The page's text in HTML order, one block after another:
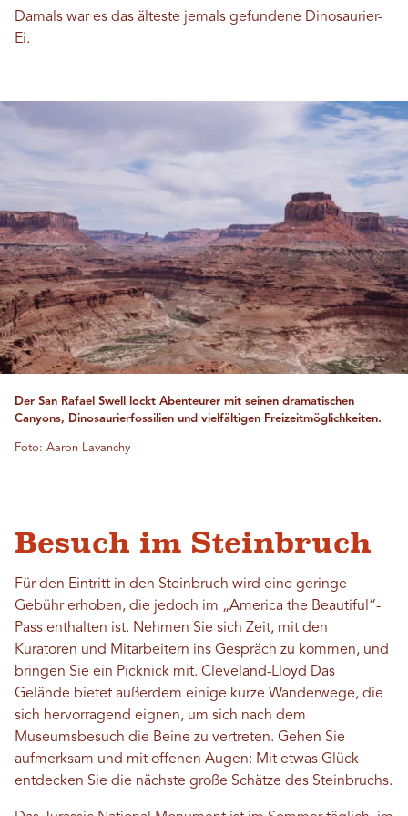
Damals war es das älteste jemals gefundene Dinosaurier-
Ei.
Der San Rafael Swell lockt Abenteurer mit seinen dramatischen
Canyons, Dinosaurierfossilien und vielfältigen Freizeitmöglichkeiten.
Foto: Aaron Lavanchy
Besuch im Steinbruch
Für den Eintritt in den Steinbruch wird eine geringe
Gebühr erhoben, die jedoch im „America the Beautiful“-
Pass enthalten ist. Nehmen Sie sich Zeit, mit den
Kuratoren und Mitarbeitern ins Gespräch zu kommen, und
bringen Sie ein Picknick mit. Cleveland-Lloyd Das
Gelände bietet außerdem einige kurze Wanderwege, die
sich hervorragend eignen, um sich nach dem
Museumsbesuch die Beine zu vertreten. Gehen Sie
aufmerksam und mit offenen Augen: Mit etwas Glück
entdecken Sie die nächste große Schätze des Steinbruchs.